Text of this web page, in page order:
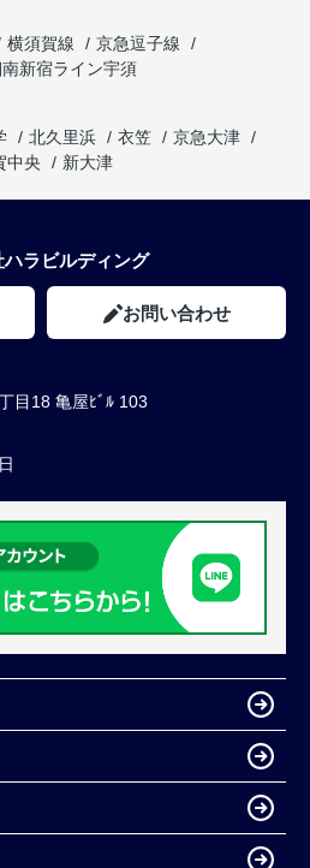
横須賀線
京急逗子線
新宿ライン宇須
北久里浜 衣笠
京急大津
中央 新大津
ハラビルディング
お問い合わせ
目18 亀屋ﾋﾞﾙ 103